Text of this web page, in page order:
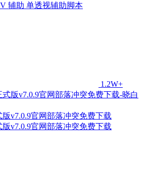
辅助 单透视辅助脚本
1.2W+
v7.0.9官网部落冲突免费下载
v7.0.9官网部落冲突免费下载